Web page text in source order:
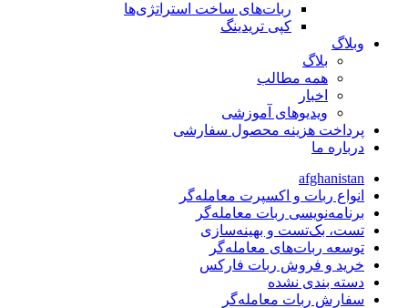
ربات‌های ساخت استراتژی‌ها
کپی تریدینگ
وبلاگ
بلاگ
همه مطالب
اخبار
ویدیوهای آموزشی
پرداخت هزینه محصول سفارشی
درباره ما
afghanistan
انواع ربات و اکسپرت معامله‌گر
برنامه‌نویسی ربات معامله‌گر
تست، بک‌تست و بهینه‌سازی
توسعه ربات‌های معامله‌گر
خرید و فروش ربات فارکس
دسته بندی نشده
سفارش ربات معامله‌گر